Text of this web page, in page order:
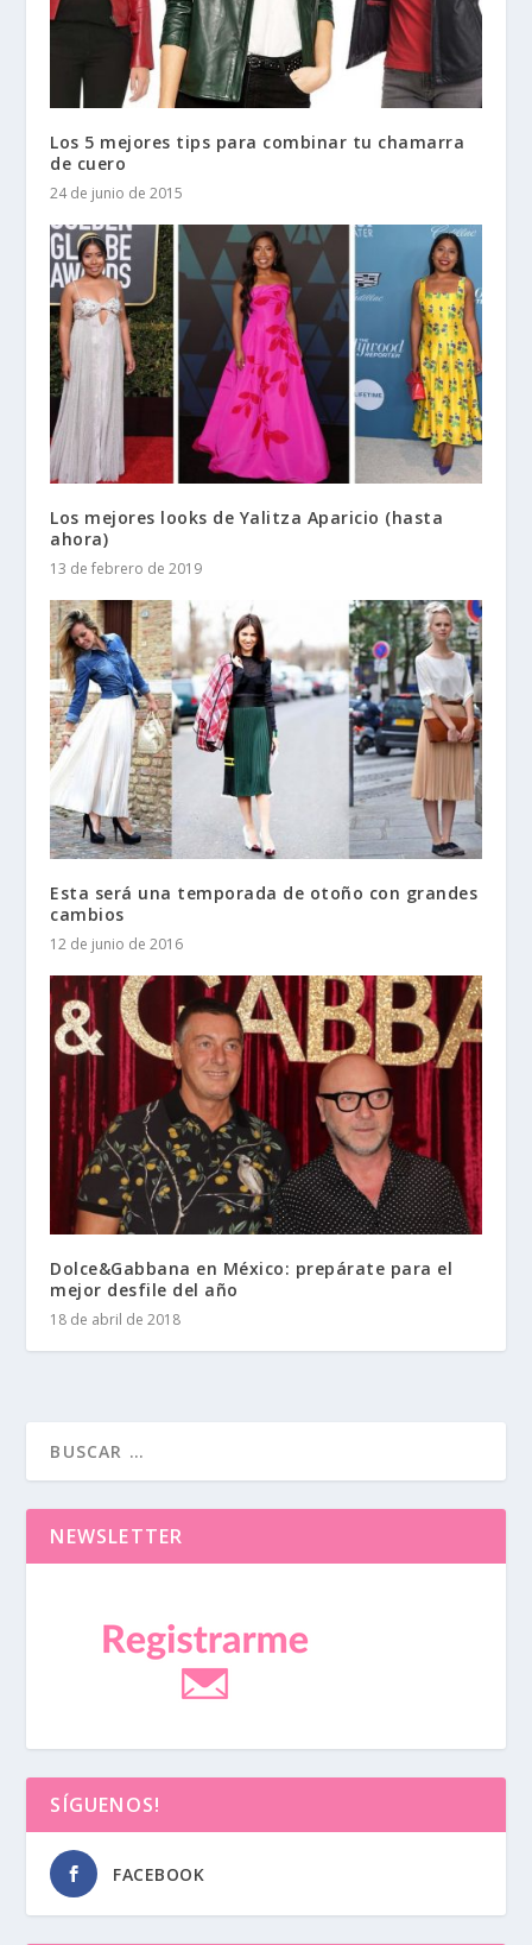
Los 5 mejores tips para combinar tu chamarra
de cuero
24 de junio de 2015
Los mejores looks de Yalitza Aparicio (hasta
ahora)
13 de febrero de 2019
Esta será una temporada de otoño con grandes
cambios
12 de junio de 2016
Dolce&Gabbana en México: prepárate para el
mejor desfile del año
18 de abril de 2018
NEWSLETTER
SÍGUENOS!
FACEBOOK